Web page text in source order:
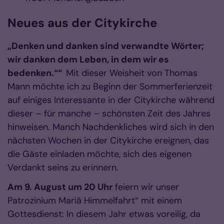
Neues aus der Citykirche
„Denken und danken sind verwandte Wörter;
wir danken dem Leben, in dem wir es
bedenken.““ Mit dieser Weisheit von Thomas
Mann möchte ich zu Beginn der Sommerferienzeit
auf einiges Interessante in der Citykirche während
dieser – für manche – schönsten Zeit des Jahres
hinweisen. Manch Nachdenkliches wird sich in den
nächsten Wochen in der Citykirche ereignen, das
die Gäste einladen möchte, sich des eigenen
Verdankt seins zu erinnern.
Am 9. August um 20 Uhr feiern wir unser
Patrozinium Mariä Himmelfahrt“ mit einem
Gottesdienst: In diesem Jahr etwas voreilig, da